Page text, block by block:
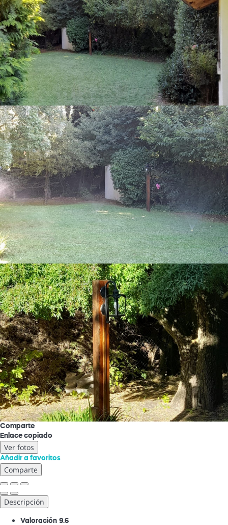
Comparte
Enlace copiado
Ver fotos
Añadir a favoritos
Comparte
Descripción
Valoración 9.6